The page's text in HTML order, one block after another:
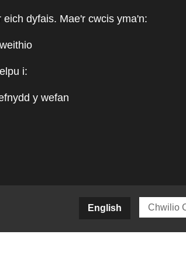
dyfais. Mae'r cwcis yma'n:
i:
y wefan
English